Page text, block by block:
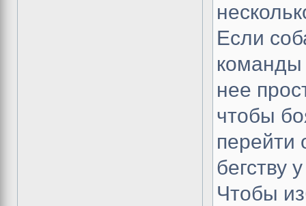
Если
команды
нее
чтобы
перейти
бегству
Чтобы